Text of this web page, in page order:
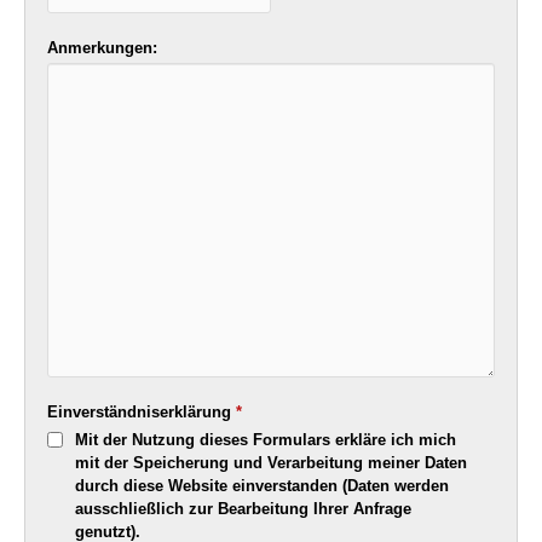
Anmerkungen:
Einverständniserklärung *
Mit der Nutzung dieses Formulars erkläre ich mich
mit der Speicherung und Verarbeitung meiner Daten
durch diese Website einverstanden (Daten werden
ausschließlich zur Bearbeitung Ihrer Anfrage
genutzt).